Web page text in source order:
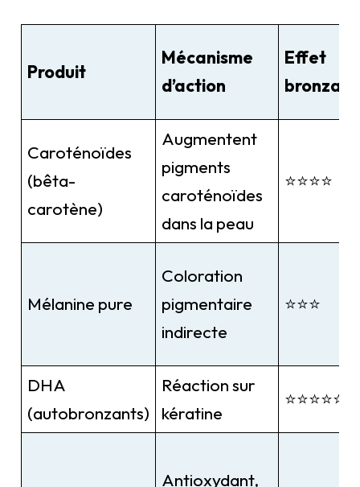
Produit
Mécanisme
d’action
Effet
Caroténoïdes
(bêta-
carotène)
Augmentent
pigments
caroténoïdes
dans la peau
⭐⭐⭐⭐
Mélanine pure
Coloration
pigmentaire
indirecte
⭐⭐⭐
DHA
(autobronzants)
Réaction sur
kératine
⭐⭐⭐⭐⭐
Antioxydant,